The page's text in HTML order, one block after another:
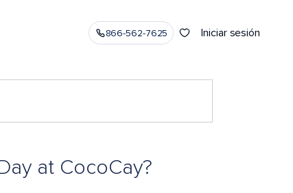
866-562-7625 Iniciar sesión
at CocoCay?